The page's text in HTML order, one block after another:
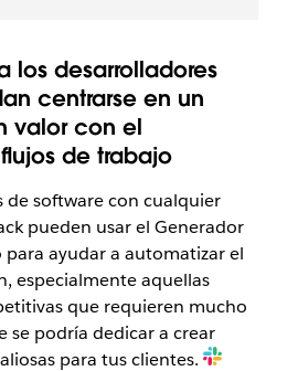
los desarrolladores
centrarse en un
valor con el
de trabajo
de software con cualquier
pueden usar el Generador
ayudar a automatizar el
especialmente aquellas
que requieren mucho
se podría dedicar a crear
para tus clientes.